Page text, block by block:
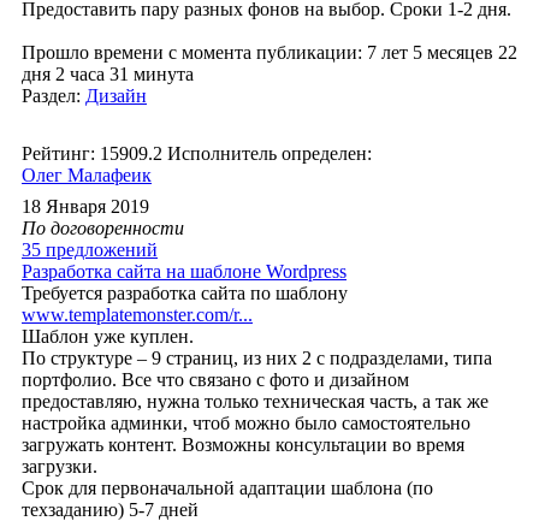
Предоставить пару разных фонов на выбор. Сроки 1-2 дня.
Прошло времени с момента публикации: 7 лет 5 месяцев 22
дня 2 часа 31 минута
Раздел: Дизайн
Рейтинг: 15909.2 Исполнитель определен:
Олег Малафеик
18 Января 2019
По договоренности
35 предложений
Разработка сайта на шаблоне Wordpress
Требуется разработка сайта по шаблону
www.templatemonster.com/r...
Шаблон уже куплен.
По структуре – 9 страниц, из них 2 с подразделами, типа
портфолио. Все что связано с фото и дизайном
предоставляю, нужна только техническая часть, а так же
настройка админки, чтоб можно было самостоятельно
загружать контент. Возможны консультации во время
загрузки.
Срок для первоначальной адаптации шаблона (по
техзаданию) 5-7 дней